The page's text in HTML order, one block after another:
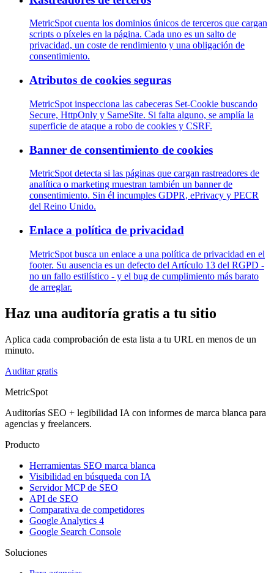
MetricSpot cuenta los dominios únicos de terceros que cargan
scripts o píxeles en la página. Cada uno es un salto de
privacidad, un coste de rendimiento y una obligación de
consentimiento.
Atributos de cookies seguras
MetricSpot inspecciona las cabeceras Set-Cookie buscando
Secure, HttpOnly y SameSite. Si falta alguno, se amplía la
superficie de ataque a robo de cookies y CSRF.
Banner de consentimiento de cookies
MetricSpot detecta si las páginas que cargan rastreadores de
analítica o marketing muestran también un banner de
consentimiento. Sin él incumples GDPR, ePrivacy y PECR
del Reino Unido.
Enlace a política de privacidad
MetricSpot busca un enlace a una política de privacidad en el
footer. Su ausencia es un defecto del Artículo 13 del RGPD -
no un fallo estilístico - y el bug de cumplimiento más barato
de arreglar.
Haz una auditoría gratis a tu sitio
Aplica cada comprobación de esta lista a tu URL en menos de un
minuto.
Auditar gratis
MetricSpot
Auditorías SEO + legibilidad IA con informes de marca blanca para
agencias y freelancers.
Producto
Herramientas SEO marca blanca
Visibilidad en búsqueda con IA
Servidor MCP de SEO
API de SEO
Comparativa de competidores
Google Analytics 4
Google Search Console
Soluciones